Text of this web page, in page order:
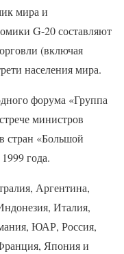
мира и
G-20 составляют
(включая
населения мира.
форума «Группа
министров
стран «Большой
года.
Аргентина,
Италия,
ЮАР, Россия,
Япония и